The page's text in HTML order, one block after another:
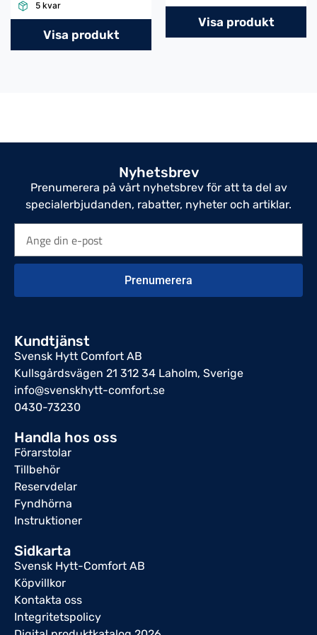
5 kvar
Visa produkt
Visa produkt
Nyhetsbrev
Prenumerera på vårt nyhetsbrev för att ta del av
specialerbjudanden, rabatter, nyheter och artiklar.
Prenumerera
Kundtjänst
Svensk Hytt Comfort AB
Kullsgårdsvägen 21 312 34 Laholm, Sverige
info@svenskhytt-comfort.se
0430-73230
Handla hos oss
Förarstolar
Tillbehör
Reservdelar
Fyndhörna
Instruktioner
Sidkarta
Svensk Hytt-Comfort AB
Köpvillkor
Kontakta oss
Integritetspolicy